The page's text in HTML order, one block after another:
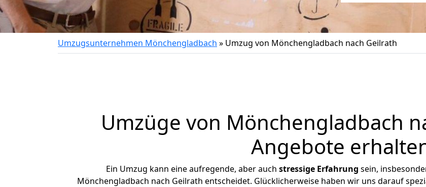
Umzugsunternehmen Mönchengladbach » Umzug von Mönchengladbach nach Geilrath
Umzüge von Mönchengladbach
Angebote
Ein Umzug kann eine aufregende, aber auch stressige Erfahrung sein,
Mönchengladbach nach Geilrath entscheidet. Glücklicherweise haben wir uns darauf